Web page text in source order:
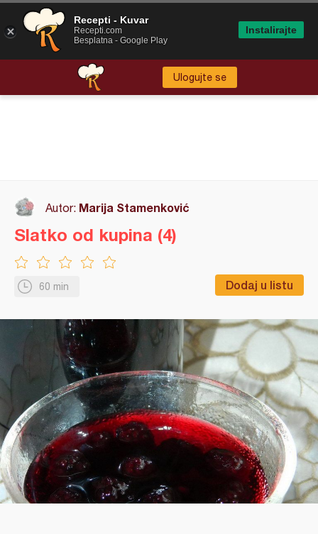
Ulogujte se
Autor: Marija Stamenković
60 min Dodaj u listu
Slatko od kupina (4)
Recepti - Kuvar
Recepti.com
Besplatna - Google Play
Instalirajte